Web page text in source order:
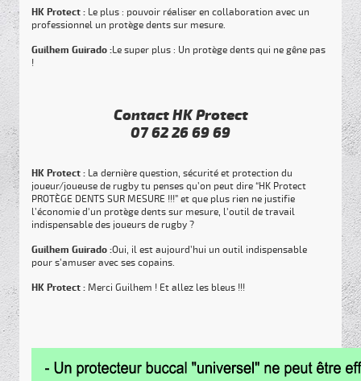
HK Protect : Le plus : pouvoir réaliser en collaboration avec un
professionnel un protège dents sur mesure.
Guilhem Guirado :Le super plus : Un protège dents qui ne gêne pas
!
Contact HK Protect
07 62 26 69 69
HK Protect : La dernière question, sécurité et protection du
joueur/joueuse de rugby tu penses qu’on peut dire “HK Protect
PROTÈGE DENTS SUR MESURE !!!” et que plus rien ne justifie
l’économie d'un protège dents sur mesure, l'outil de travail
indispensable des joueurs de rugby ?
Guilhem Guirado :Oui, il est aujourd’hui un outil indispensable
pour s’amuser avec ses copains.
HK Protect : Merci Guilhem ! Et allez les bleus !!!